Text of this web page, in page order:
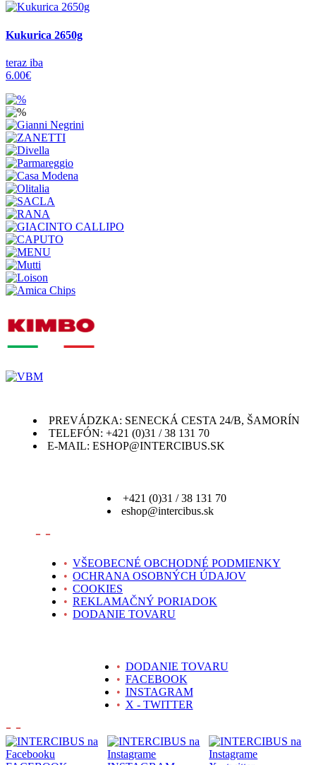
Kukurica 2650g
teraz iba
6.00€
PREVÁDZKA: SENECKÁ CESTA 24/B, ŠAMORÍN
TELEFÓN: +421 (0)31 / 38 131 70
E-MAIL: ESHOP@INTERCIBUS.SK
+421 (0)31 / 38 131 70
eshop@intercibus.sk
- -
• VŠEOBECNÉ OBCHODNÉ PODMIENKY
• OCHRANA OSOBNÝCH ÚDAJOV
• COOKIES
• REKLAMAČNÝ PORIADOK
• DODANIE TOVARU
• DODANIE TOVARU
• FACEBOOK
• INSTAGRAM
• X - TWITTER
- -